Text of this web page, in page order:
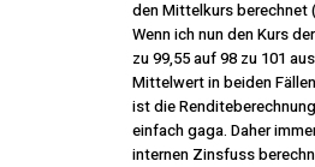
den Mittelkurs
Wenn ich nun den Kurs
zu 99,55 auf 98 zu 101
Mittelwert in beiden
ist die
einfach gaga. Daher
internen Zinsfuss